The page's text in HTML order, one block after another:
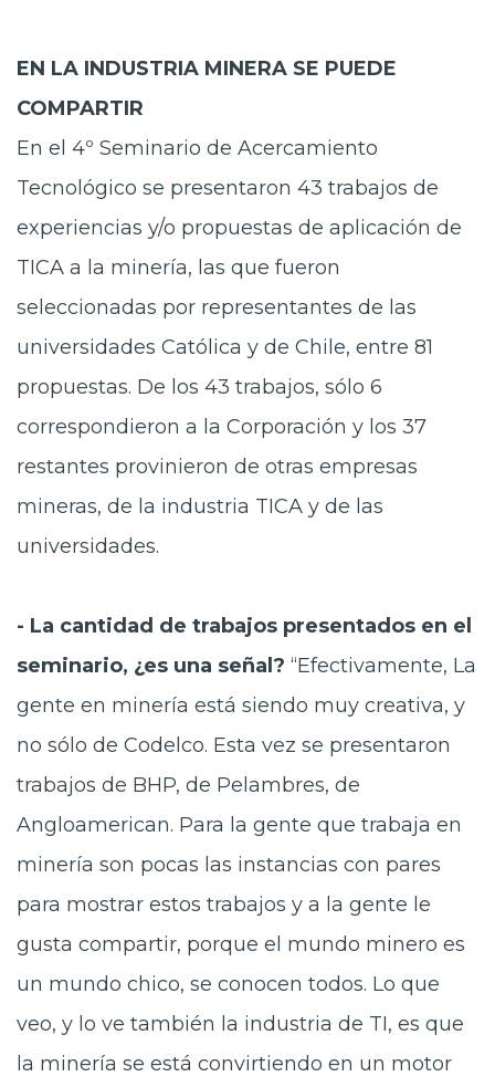
EN LA INDUSTRIA MINERA SE PUEDE
COMPARTIR
En el 4º Seminario de Acercamiento
Tecnológico se presentaron 43 trabajos de
experiencias y/o propuestas de aplicación de
TICA a la minería, las que fueron
seleccionadas por representantes de las
universidades Católica y de Chile, entre 81
propuestas. De los 43 trabajos, sólo 6
correspondieron a la Corporación y los 37
restantes provinieron de otras empresas
mineras, de la industria TICA y de las
universidades.
- La cantidad de trabajos presentados en el
seminario, ¿es una señal? “Efectivamente, La
gente en minería está siendo muy creativa, y
no sólo de Codelco. Esta vez se presentaron
trabajos de BHP, de Pelambres, de
Angloamerican. Para la gente que trabaja en
minería son pocas las instancias con pares
para mostrar estos trabajos y a la gente le
gusta compartir, porque el mundo minero es
un mundo chico, se conocen todos. Lo que
veo, y lo ve también la industria de TI, es que
la minería se está convirtiendo en un motor